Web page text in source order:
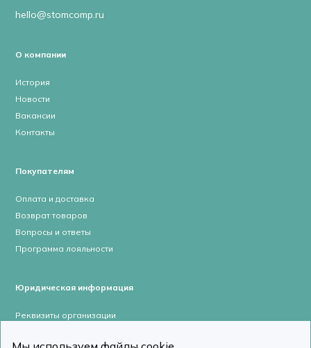
hello@stomcomp.ru
О компании
История
Новости
Вакансии
Контакты
Покупателям
Оплата и доставка
Возврат товаров
Вопросы и ответы
Программа лояльности
Юридическая информация
Реквизиты организации